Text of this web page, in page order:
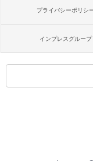
プライバシーポリシ
インプレスグループ